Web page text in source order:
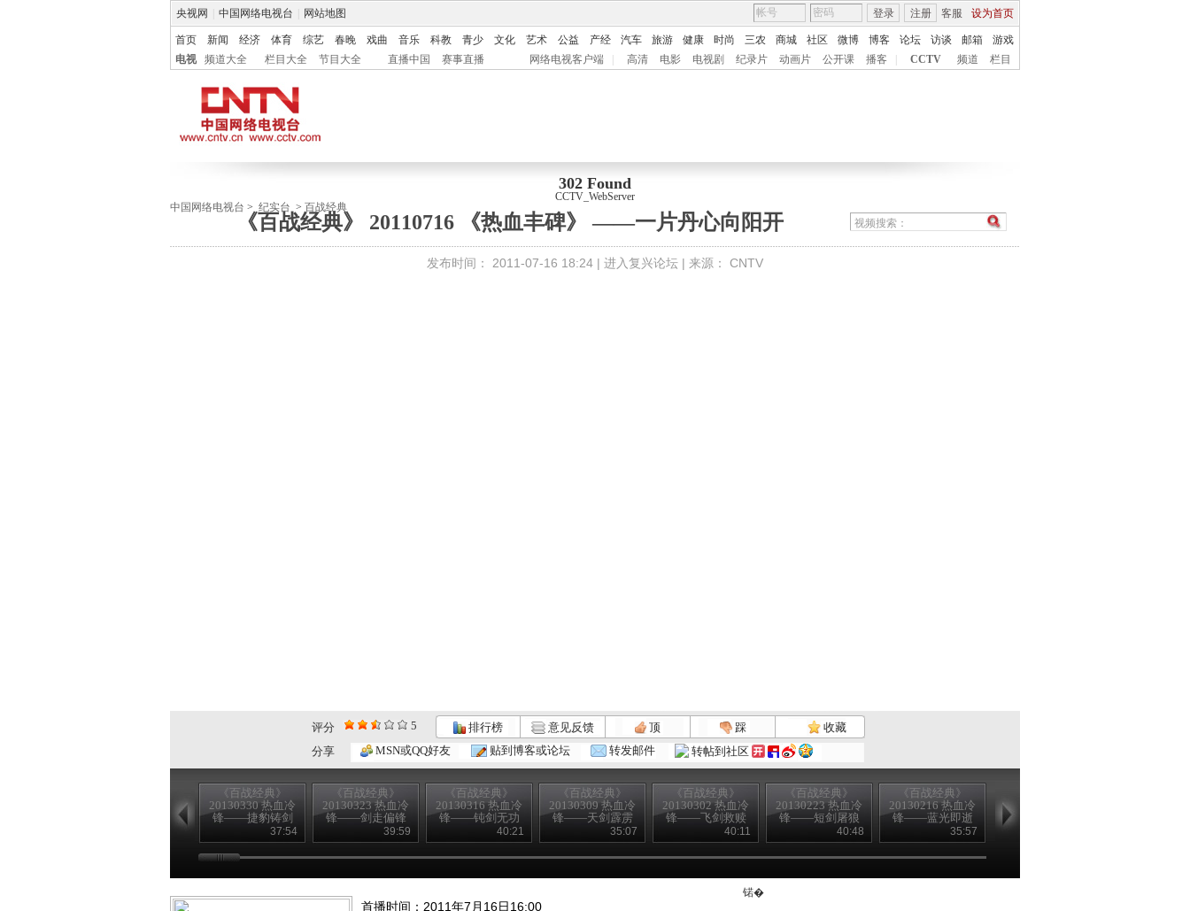
央视网 中国网络电视台 网站地图 客服 设为首页
登录 注册
首页 新闻 经济 体育 综艺 春晚 戏曲 音乐 科教 青少 文化 艺术 公益 产经 汽车 旅游 健康 时尚 三农 商城 社区 微博 博客 论坛 访谈 邮箱
游戏
电视
频道大全 栏目大全 节目大全 直播中国 赛事直播 网络电视客户端 高清 电影 电视剧 纪录片 动画片 公开课 播客 CCTV 频道 栏目
302 Found
CCTV_WebServer
中国网络电视台 > 纪实台 > 百战经典
《百战经典》 20110716 《热血丰碑》 ——一片丹心向阳开
发布时间： 2011-07-16 18:24 | 进入复兴论坛 | 来源： CNTV
评分 5 排行榜 意见反馈 顶 踩
收藏
分享
MSN或QQ好友 贴到博客或论坛 转发邮件 转帖到社区
《百战经典》
20130330 热血冷
锋——捷豹铸剑
37:54
《百战经典》
20130323 热血冷
锋——剑走偏锋
39:59
《百战经典》
20130316 热血冷
锋——钝剑无功
40:21
《百战经典》
20130309 热血冷
锋——天剑霹雳
35:07
《百战经典》
20130302 热血冷
锋——飞剑救赎
40:11
《百战经典》
20130223 热血冷
锋——短剑屠狼
40:48
《百战经典》
20130216 热血冷
锋——蓝光即逝
35:57
20130209 冷锋
首播时间：2011年7月16日16:00
锘�